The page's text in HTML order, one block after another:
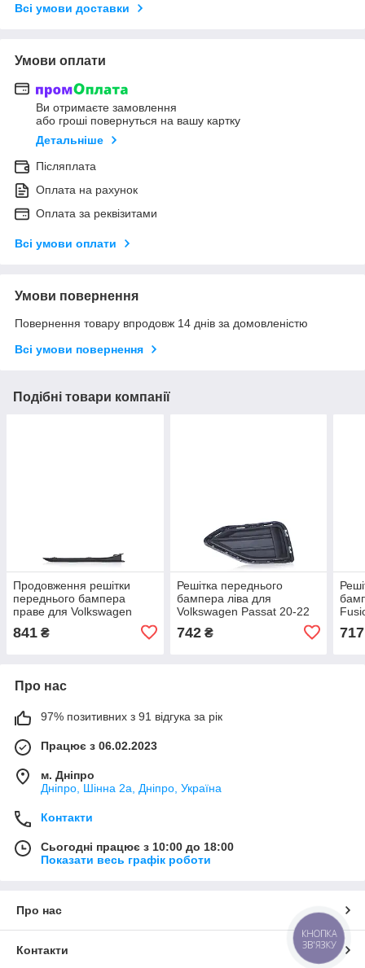
Всі умови доставки
Умови оплати
Ви отримаєте замовлення
або гроші повернуться на вашу картку
Детальніше
Післяплата
Оплата на рахунок
Оплата за реквізитами
Всі умови оплати
Умови повернення
Повернення товару впродовж 14 днів за домовленістю
Всі умови повернення
Подібні товари компанії
Продовження решітки
переднього бампера
праве для Volkswagen
(561853666T9B9)
841 ₴
Решітка переднього
бампера ліва для
Volkswagen Passat 20-22
742₴ 717
Про нас
97% позитивних з 91 відгука за рік
Працює з 06.02.2023
м. Дніпро
Дніпро, Шінна 2а, Дніпро, Україна
Контакти
Сьогодні працює з 10:00 до 18:00
Показати весь графік роботи
Про нас
Контакти
КНОПКА
ЗВ'ЯЗКУ